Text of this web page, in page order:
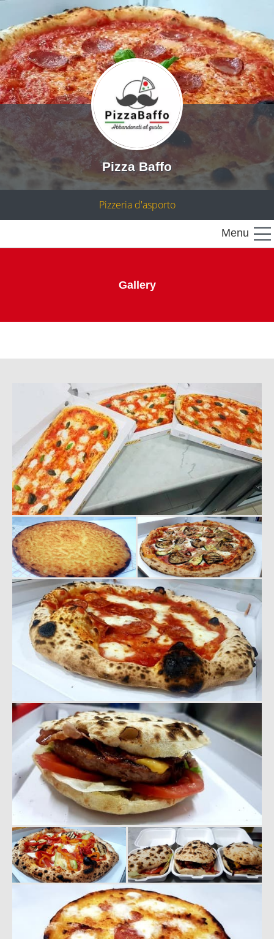
Pizza Baffo
Pizzeria d'asporto
Menu
Gallery